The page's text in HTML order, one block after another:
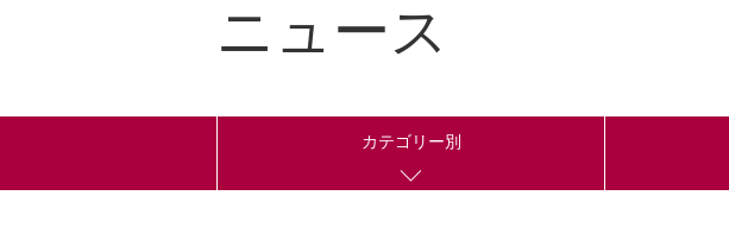
ニュース
カテゴリー別